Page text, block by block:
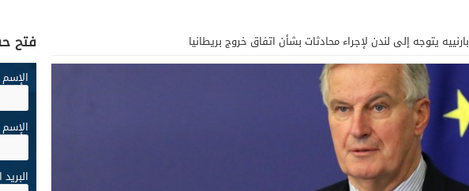
بارنييه يتوجه إلى لندن لإجراء محادثات بشأن اتفاق خروج بريطانيا فتح
الإسم